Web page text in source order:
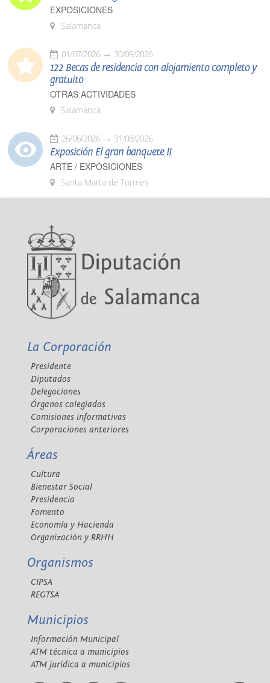
EXPOSICIONES
Salamanca
01/07/2026 30/09/2026
122 Becas de residencia con alojamiento completo y
gratuito
OTRAS ACTIVIDADES
Salamanca
26/06/2026 31/08/2026
Exposición El gran banquete II
ARTE / EXPOSICIONES
Santa Marta de Tormes
La Corporación
Presidente
Diputados
Delegaciones
Órganos colegiados
Comisiones informativas
Corporaciones anteriores
Áreas
Cultura
Bienestar Social
Presidencia
Fomento
Economía y Hacienda
Organización y RRHH
Organismos
CIPSA
REGTSA
Municipios
Información Municipal
ATM técnica a municipios
ATM jurídica a municipios